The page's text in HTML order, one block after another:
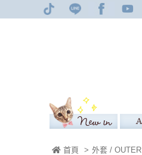
首頁 > 外套 / OUTER